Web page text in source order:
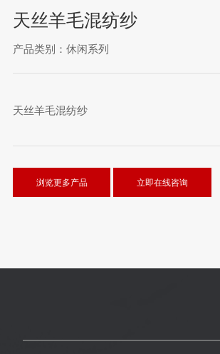
天丝羊毛混纺纱
产品类别：休闲系列
天丝羊毛混纺纱
浏览更多产品 立即在线咨询